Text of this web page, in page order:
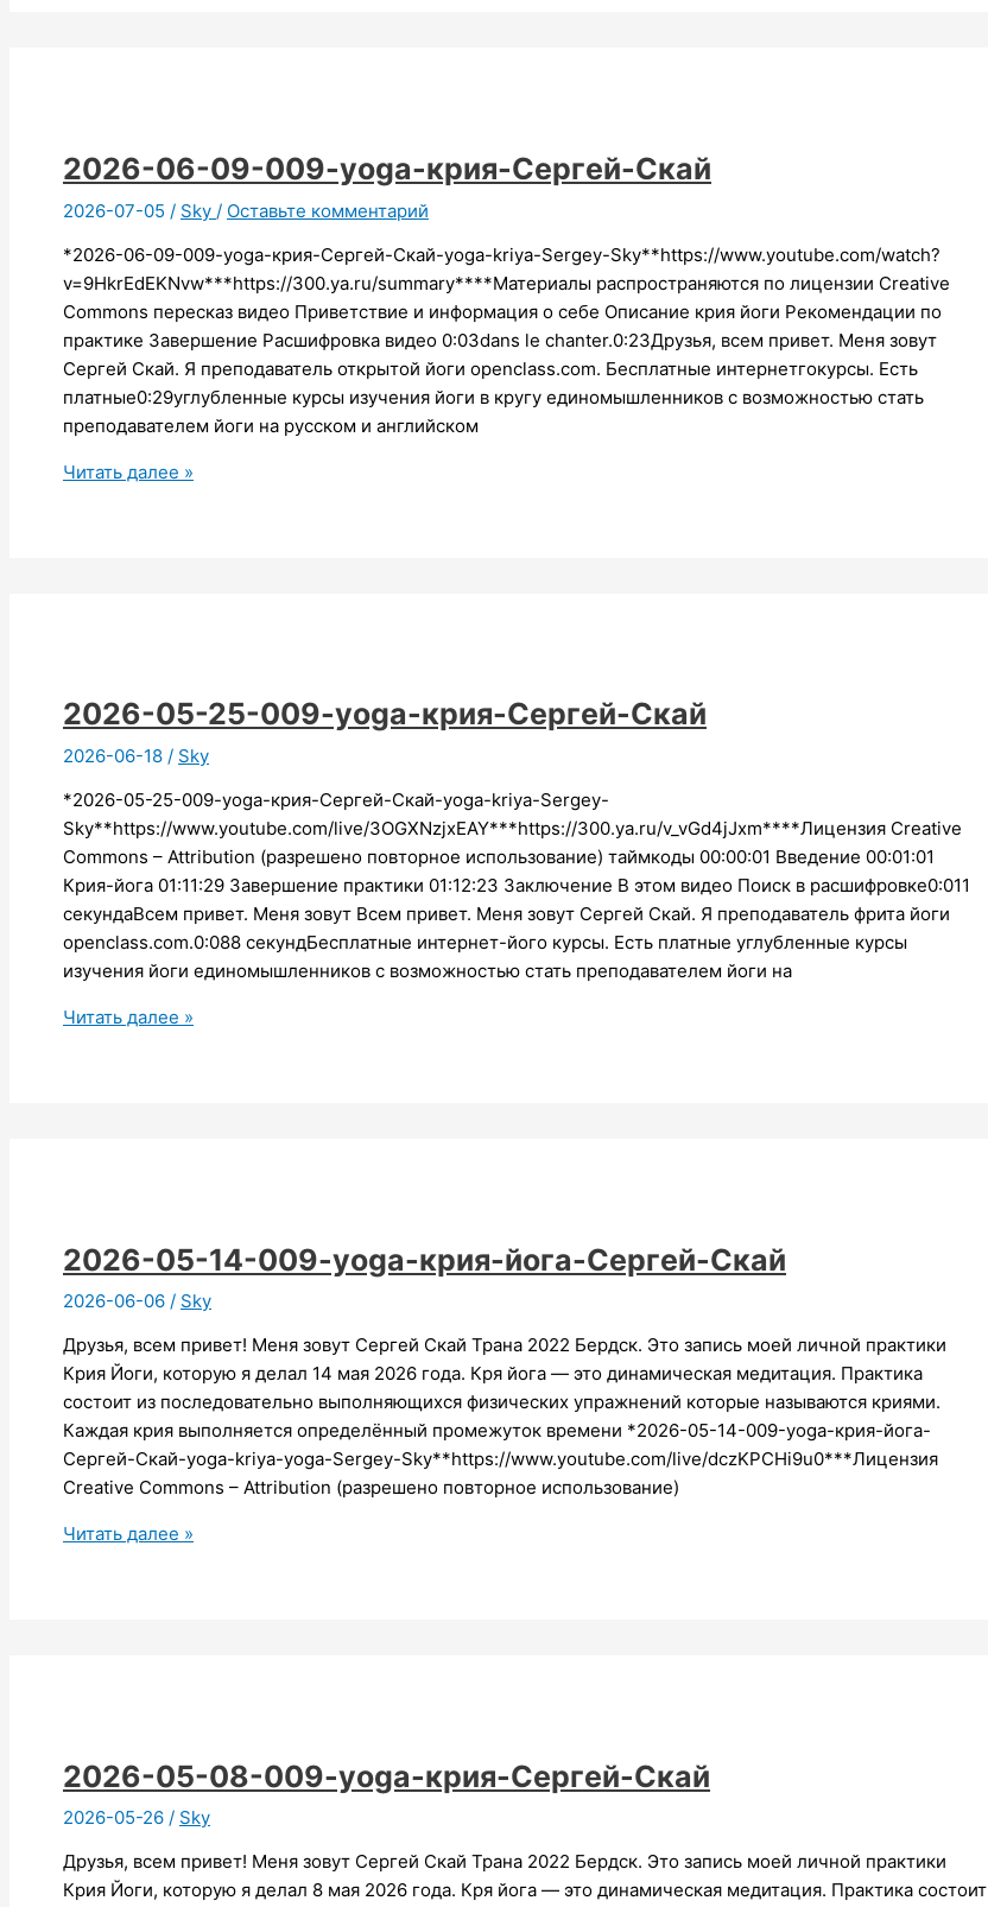
2026-06-09-009-yoga-крия-Сергей-Скай
2026-07-05 / Sky / Оставьте комментарий
*2026-06-09-009-yoga-крия-Сергей-Скай-yoga-kriya-Sergey-Sky**https://www.youtube.com/watch?
v=9HkrEdEKNvw***https://300.ya.ru/summary****Материалы распространяются по лицензии Creative
Commons пересказ видео Приветствие и информация о себе Описание крия йоги Рекомендации по
практике Завершение Расшифровка видео 0:03dans le chanter.0:23Друзья, всем привет. Меня зовут
Сергей Скай. Я преподаватель открытой йоги openclass.com. Бесплатные интернетгокурсы. Есть
платные0:29углубленные курсы изучения йоги в кругу единомышленников с возможностью стать
преподавателем йоги на русском и английском
2026-
Читать далее »
2026-05-25-009-yoga-крия-Сергей-Скай
2026-06-18 / Sky
*2026-05-25-009-yoga-крия-Сергей-Скай-yoga-kriya-Sergey-
Sky**https://www.youtube.com/live/3OGXNzjxEAY***https://300.ya.ru/v_vGd4jJxm****Лицензия Creative
Commons – Attribution (разрешено повторное использование) таймкоды 00:00:01 Введение 00:01:01
Крия-йога 01:11:29 Завершение практики 01:12:23 Заключение В этом видео Поиск в расшифровке0:011
секундаВсем привет. Меня зовут Всем привет. Меня зовут Сергей Скай. Я преподаватель фрита йоги
openclass.com.0:088 секундБесплатные интернет-його курсы. Есть платные углубленные курсы
изучения йоги единомышленников с возможностью стать преподавателем йоги на
2026-
Читать далее »
2026-05-14-009-yoga-крия-йога-Сергей-Скай
2026-06-06 / Sky
Друзья, всем привет! Меня зовут Сергей Скай Трана 2022 Бердск. Это запись моей личной практики
Крия Йоги, которую я делал 14 мая 2026 года. Кря йога — это динамическая медитация. Практика
состоит из последовательно выполняющихся физических упражнений которые называются криями.
Каждая крия выполняется определённый промежуток времени *2026-05-14-009-yoga-крия-йога-
Сергей-Скай-yoga-kriya-yoga-Sergey-Sky**https://www.youtube.com/live/dczKPCHi9u0***Лицензия
Creative Commons – Attribution (разрешено повторное использование)
2026-
Скай
Читать далее »
2026-05-08-009-yoga-крия-Сергей-Скай
2026-05-26 / Sky
Друзья, всем привет! Меня зовут Сергей Скай Трана 2022 Бердск. Это запись моей личной практики
Крия Йоги, которую я делал 8 мая 2026 года. Кря йога — это динамическая медитация. Практика состоит